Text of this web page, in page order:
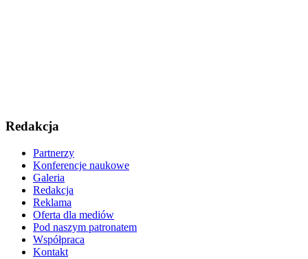
Redakcja
Partnerzy
Konferencje naukowe
Galeria
Redakcja
Reklama
Oferta dla mediów
Pod naszym patronatem
Współpraca
Kontakt